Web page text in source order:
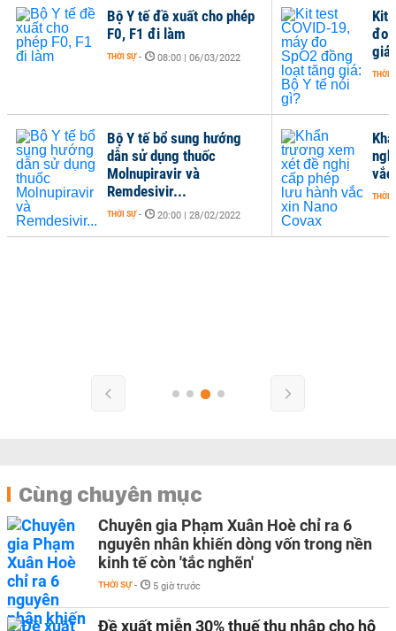
vắc
THỜI
Bộ Y tế đề xuất cho phép
F0, F1 đi làm
THỜI SỰ - 08:00 | 06/03/2022
Bộ Y tế bổ sung hướng
dẫn sử dụng thuốc
Molnupiravir và
Remdesivir...
THỜI SỰ - 20:00 | 28/02/2022
Kit
đo
THỜI
Cùng chuyên mục
Chuyên gia Phạm Xuân Hoè chỉ ra 6
nguyên nhân khiến dòng vốn trong nền
kinh tế còn 'tắc nghẽn'
THỜI SỰ - 5 giờ trước
Đề xuất miễn 30% thuế thu nhập cho hộ